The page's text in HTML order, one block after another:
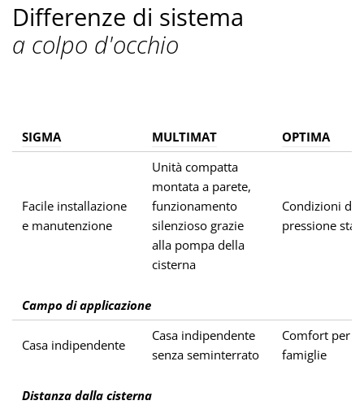
Differenze di sistema
a colpo d'occhio
SIGMA MULTIMAT OPTIMA
Facile installazione
e manutenzione
Unità compatta
montata a parete,
funzionamento
silenzioso grazie
alla pompa della
cisterna
Condizioni di
pressione
Campo di applicazione
Casa indipendente
Casa indipendente
senza seminterrato
Comfort per
famiglie
Distanza dalla cisterna